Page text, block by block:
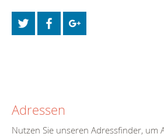
Adressen
Nutzen Sie unseren Adressfinder, um